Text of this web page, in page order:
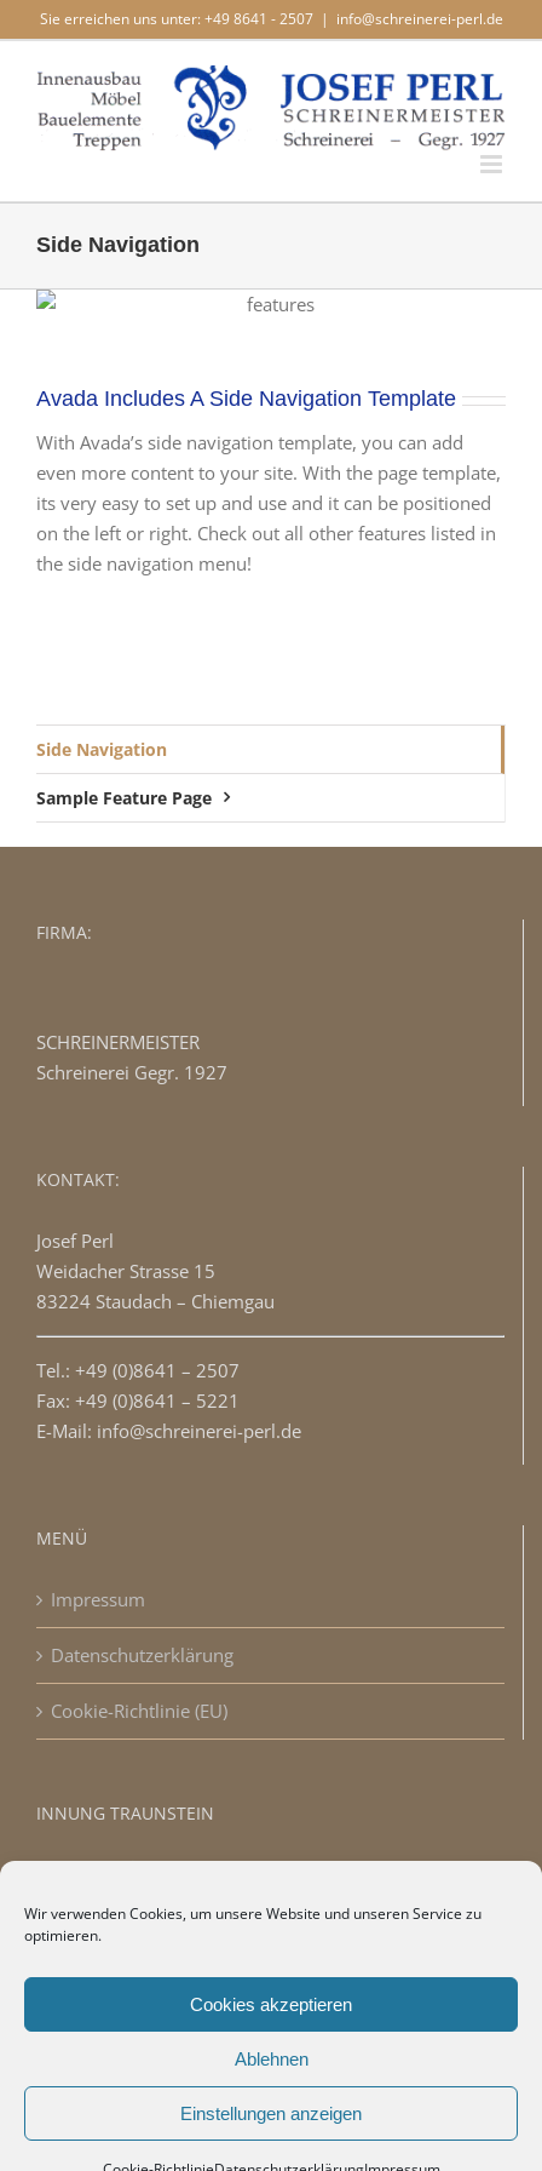
Wir verwenden Cookies, um unsere Website und unseren Service zu
optimieren.
Cookies akzeptieren
Ablehnen
Einstellungen anzeigen
Inhalt
springen
Sie erreichen uns unter: +49 8641 - 2507 | info@schreinerei-perl.de
Side Navigation
Avada Includes A Side Navigation Template
With Avada’s side navigation template, you can add
even more content to your site. With the page template,
its very easy to set up and use and it can be positioned
on the left or right. Check out all other features listed in
the side navigation menu!
Side Navigation
Sample Feature Page
FIRMA:
SCHREINERMEISTER
Schreinerei Gegr. 1927
KONTAKT:
Josef Perl
Weidacher Strasse 15
83224 Staudach – Chiemgau
Tel.: +49 (0)8641 – 2507
Fax: +49 (0)8641 – 5221
E-Mail: info@schreinerei-perl.de
MENÜ
Impressum
Datenschutzerklärung
Cookie-Richtlinie (EU)
INNUNG TRAUNSTEIN
© Copyright 2020 -2026 | bySchreinerei Perl| All Rights
Reserved | Webdesign bycso24.de